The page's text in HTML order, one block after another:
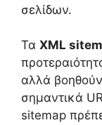
σελίδων.
Τα XML
αλλά
σημαντικά
sitemap